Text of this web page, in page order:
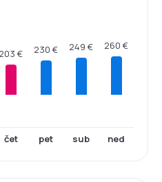
203 €
čet
230 €
pet
249 €
sub
260 €
ned